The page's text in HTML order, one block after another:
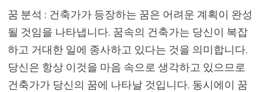
꿈 분석 : 건축가가 등장하는 꿈은 어려운 계획이 완성
될 것임을 나타냅니다. 꿈속의 건축가는 당신이 복잡
하고 거대한 일에 종사하고 있다는 것을 의미합니다.
당신은 항상 이것을 마음 속으로 생각하고 있으므로
건축가가 당신의 꿈에 나타날 것입니다. 동시에이 꿈